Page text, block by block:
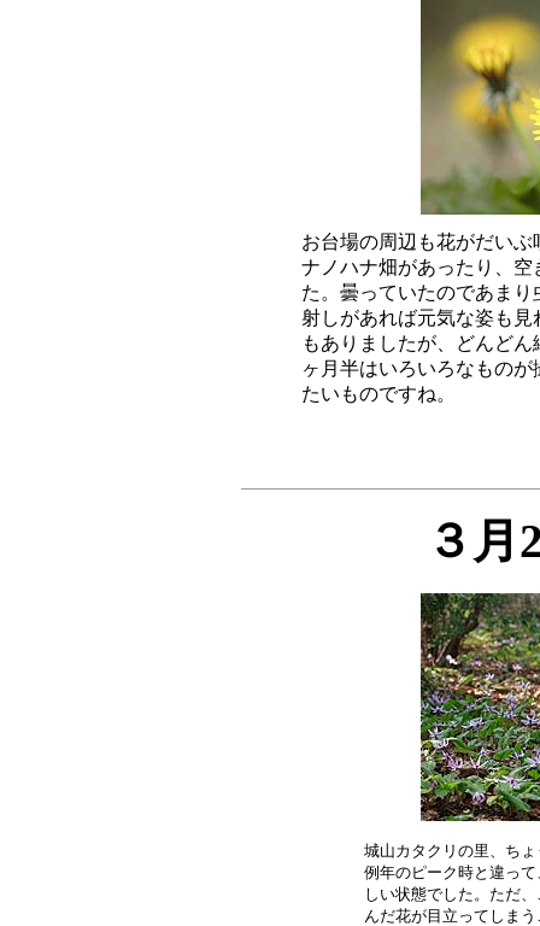
お台場の周辺も花がだい
ナノハナ畑があったり、
た。曇っていたのであま
射しがあれば元気な姿も
もありましたが、どんど
ヶ月半はいろいろなもの
３月
城山カタクリの里、ち
例年のピーク時と違っ
しい状態でした。ただ
んだ花が目立ってしま